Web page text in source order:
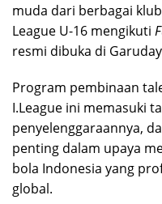
muda dari berbagai
League U-16 mengikuti
resmi dibuka di
Program pembinaan
I.League ini memasuki
penyelenggaraannya,
penting dalam upaya
bola Indonesia yang
global.